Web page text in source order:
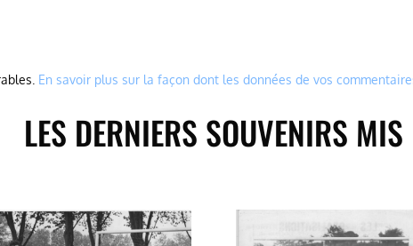
En savoir plus sur la façon dont les données de vos
LES DERNIERS SOUVENIRS MIS